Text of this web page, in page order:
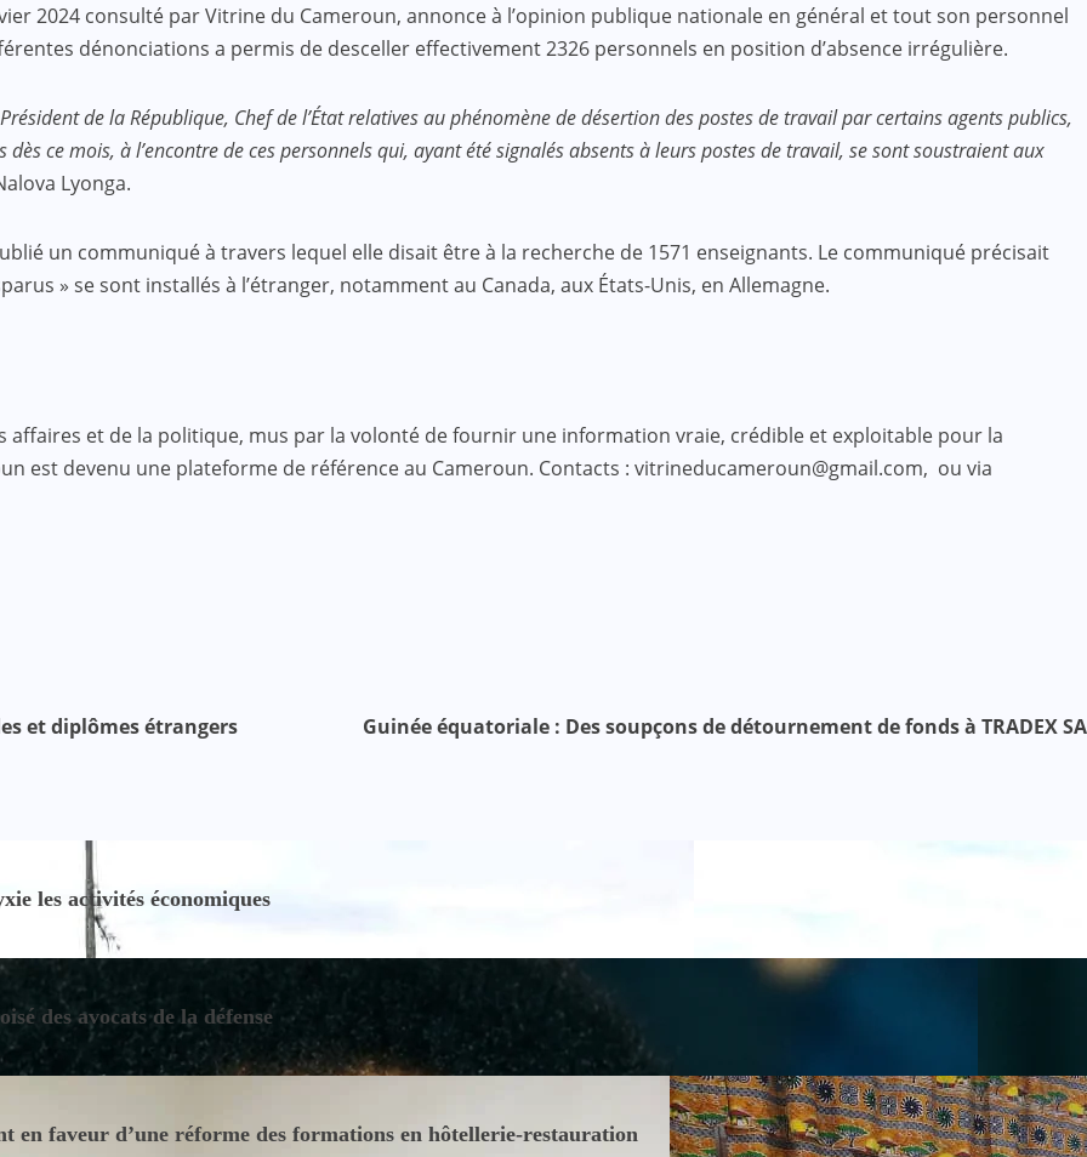
2024 consulté par Vitrine du Cameroun, annonce à l’opinion publique nationale en général et tout son personnel
dénonciations a permis de desceller effectivement 2326 personnels en position d’absence irrégulière.
de la République, Chef de l’État relatives au phénomène de désertion des postes de travail par certains agents publics,
ce mois, à l’encontre de ces personnels qui, ayant été signalés absents à leurs postes de travail, se sont soustraient aux
Lyonga.
un communiqué à travers lequel elle disait être à la recherche de 1571 enseignants. Le communiqué précisait
» se sont installés à l’étranger, notamment au Canada, aux États-Unis, en Allemagne.
affaires et de la politique, mus par la volonté de fournir une information vraie, crédible et exploitable pour la
est devenu une plateforme de référence au Cameroun. Contacts : vitrineducameroun@gmail.com, ou via
et diplômes étrangers
Guinée équatoriale : Des soupçons de détournement de fonds à TRADEX SA
les activités économiques
des avocats de la défense
en faveur d’une réforme des formations en hôtellerie-restauration